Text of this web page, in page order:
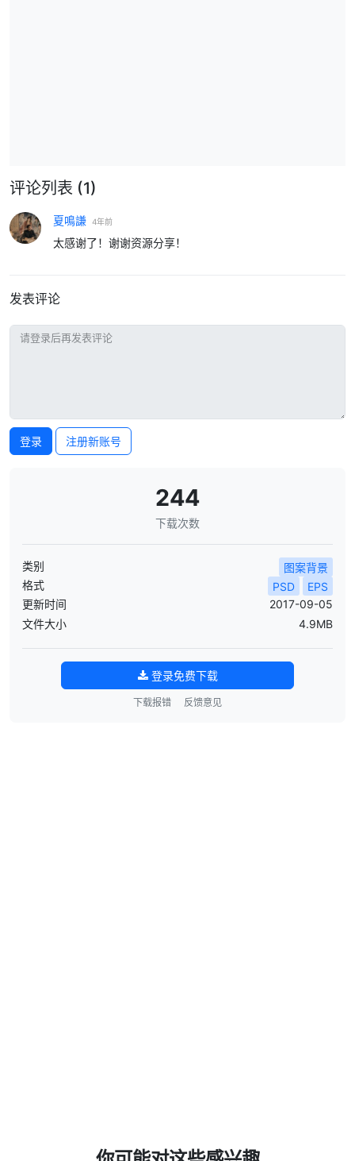
评论列表 (1)
夏鳴謙 4年前
太感谢了！谢谢资源分享！
发表评论
登录 注册新账号
244
下载次数
类别
图案背景
格式
PSD
EPS
更新时间
2017-09-05
文件大小
4.9MB
登录免费下载
下载报错 反馈意见